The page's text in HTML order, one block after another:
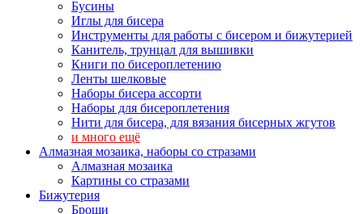
Бусины
Иглы для бисера
Инструменты для работы с бисером и бижутерией
Канитель, трунцал для вышивки
Книги по бисероплетению
Ленты шелковые
Наборы бисера ассорти
Наборы для бисероплетения
Нити для бисера, для вязания бисерных жгутов
и много ещё
Алмазная мозаика, наборы со стразами
Алмазная мозаика
Картины co стразами
Бижутерия
Броши